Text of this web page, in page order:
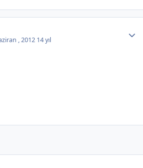
, 2012 14 yıl